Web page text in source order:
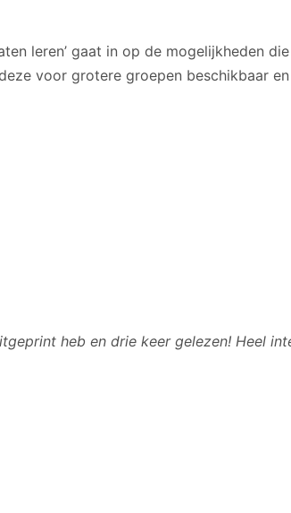
leren’ gaat in op de mogelijkheden
voor grotere groepen beschikbaar
heb en drie keer gelezen! Heel